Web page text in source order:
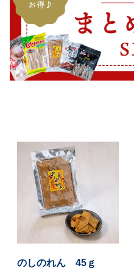
のしのれん 45ｇ